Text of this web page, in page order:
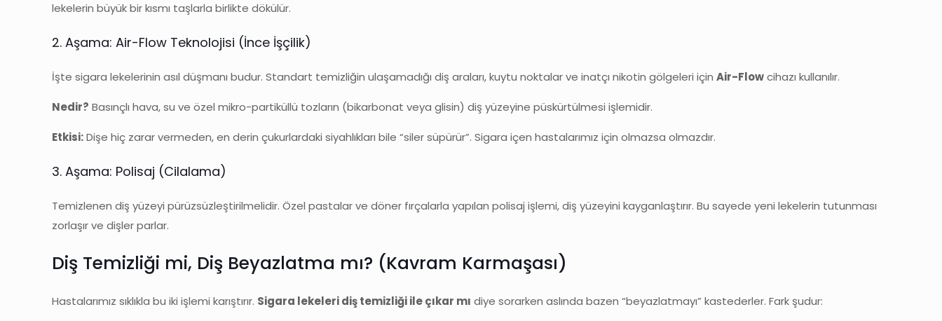
lekelerin büyük bir kısmı taşlarla birlikte dökülür.
2. Aşama: Air-Flow Teknolojisi (İnce İşçilik)
İşte sigara lekelerinin asıl düşmanı budur. Standart temizliğin ulaşamadığı diş araları, kuytu noktalar ve inatçı nikotin gölgeleri içinAir-Flowcihazı kullanılır.
Nedir? Basınçlı hava, su ve özel mikro-partiküllü tozların (bikarbonat veya glisin) diş yüzeyine püskürtülmesi işlemidir.
Etkisi:Dişe hiç zarar vermeden, en derin çukurlardaki siyahlıkları bile “siler süpürür”. Sigara içen hastalarımız için olmazsa olmazdır.
3. Aşama: Polisaj (Cilalama)
Temizlenen diş yüzeyi pürüzsüzleştirilmelidir. Özel pastalar ve döner fırçalarla yapılan polisaj işlemi, diş yüzeyini kayganlaştırır. Bu sayede yeni lekelerin tutunması
zorlaşır ve dişler parlar.
Diş Temizliği mi, Diş Beyazlatma mı? (Kavram Karmaşası)
Hastalarımız sıklıkla bu iki işlemi karıştırır. Sigara lekeleri diş temizliği ile çıkar mı diye sorarken aslında bazen “beyazlatmayı” kastederler. Fark şudur: